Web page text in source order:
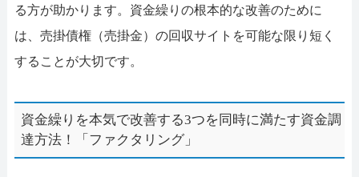
る方が助かります。資金繰りの根本的な改善のために
は、売掛債権（売掛金）の回収サイトを可能な限り短く
することが大切です。
資金繰りを本気で改善する3つを同時に満たす資金調
達方法！「ファクタリング」